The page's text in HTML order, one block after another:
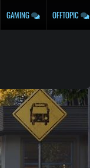
GAMING OFFTOPIC